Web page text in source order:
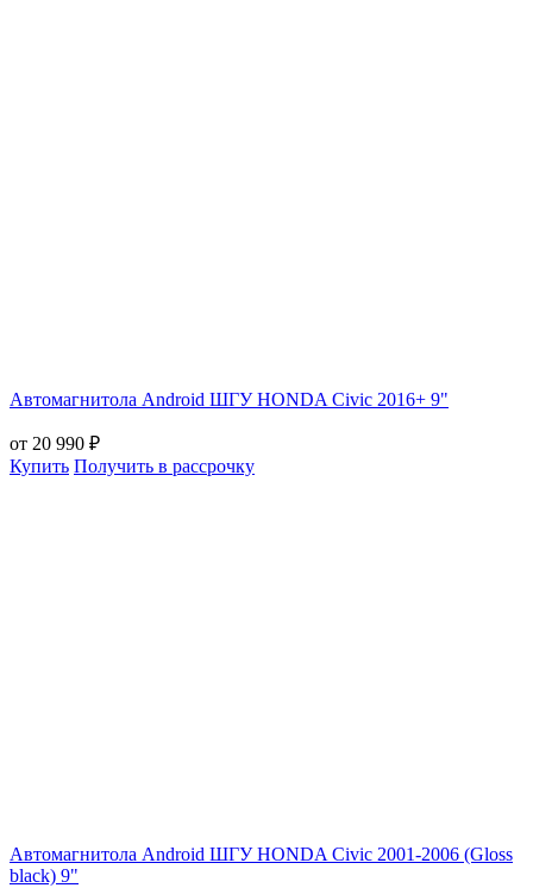
Автомагнитола Android ШГУ HONDA Civic 2016+ 9"
от 20 990 ₽
Купить Получить в рассрочку
Автомагнитола Android ШГУ HONDA Civic 2001-2006 (Gloss
black) 9"